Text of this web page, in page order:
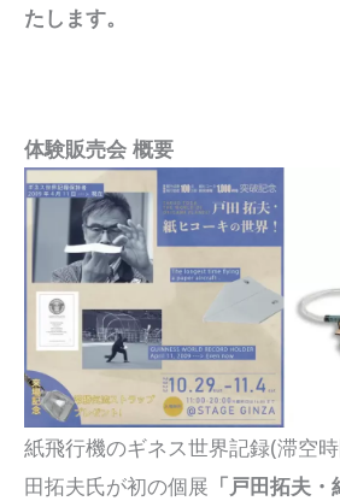
たします。
体験販売会 概要
紙飛行機のギネス世界記録(滞空
田拓夫氏が初の個展 「戸田拓夫